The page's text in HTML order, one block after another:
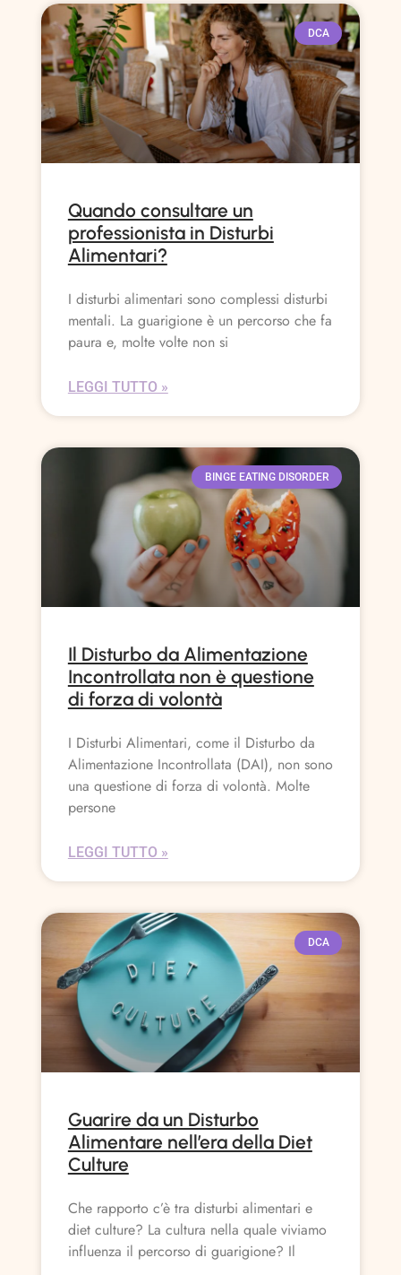
DCA
Quando consultare un
professionista in Disturbi
Alimentari?
I disturbi alimentari sono complessi disturbi
mentali. La guarigione è un percorso che fa
paura e, molte volte non si
LEGGI TUTTO »
BINGE EATING DISORDER
Il Disturbo da Alimentazione
Incontrollata non è questione
di forza di volontà
I Disturbi Alimentari, come il Disturbo da
Alimentazione Incontrollata (DAI), non sono
una questione di forza di volontà. Molte
persone
LEGGI TUTTO »
DCA
Guarire da un Disturbo
Alimentare nell’era della Diet
Culture
Che rapporto c’è tra disturbi alimentari e
diet culture? La cultura nella quale viviamo
influenza il percorso di guarigione? Il